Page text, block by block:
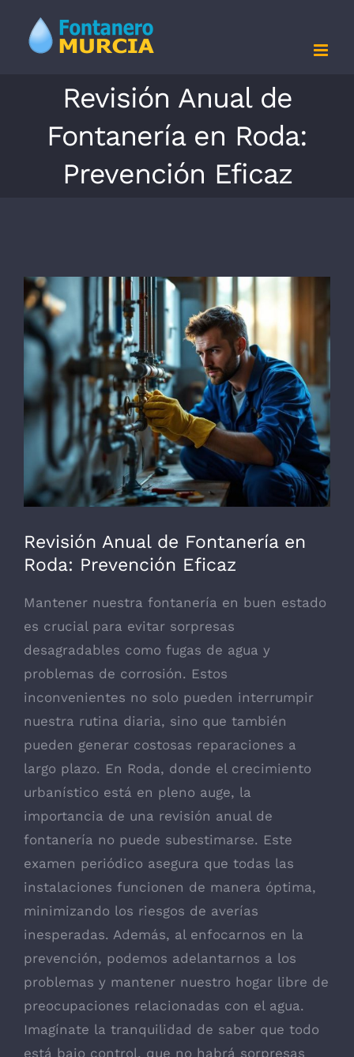
contenido
Revisión Anual de
Fontanería en Roda:
Prevención Eficaz
Ver
imagen
más
grande
Revisión Anual de Fontanería en
Roda: Prevención Eficaz
Mantener nuestra fontanería en buen estado
es crucial para evitar sorpresas
desagradables como fugas de agua y
problemas de corrosión. Estos
inconvenientes no solo pueden interrumpir
nuestra rutina diaria, sino que también
pueden generar costosas reparaciones a
largo plazo. En Roda, donde el crecimiento
urbanístico está en pleno auge, la
importancia de una revisión anual de
fontanería no puede subestimarse. Este
examen periódico asegura que todas las
instalaciones funcionen de manera óptima,
minimizando los riesgos de averías
inesperadas. Además, al enfocarnos en la
prevención, podemos adelantarnos a los
problemas y mantener nuestro hogar libre de
preocupaciones relacionadas con el agua.
Imagínate la tranquilidad de saber que todo
está bajo control, que no habrá sorpresas